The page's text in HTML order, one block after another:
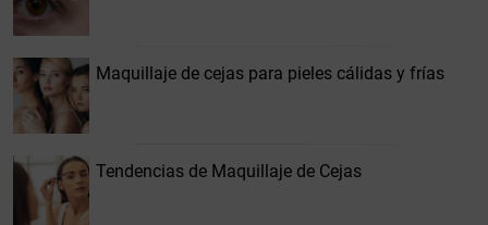
Maquillaje de cejas para pieles cálidas y frías
Tendencias de Maquillaje de Cejas